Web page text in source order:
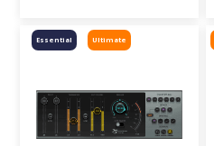
チバンド・コンプレッション、
Ultimate
Essential